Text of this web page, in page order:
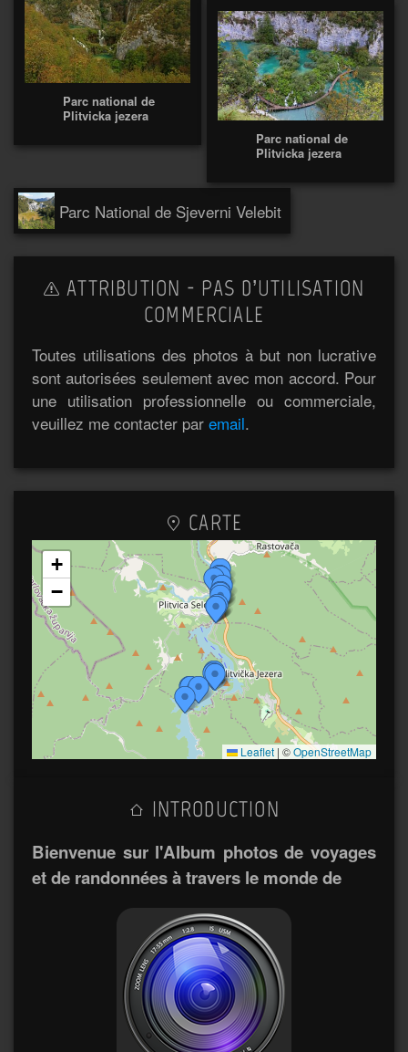
Parc national de
Plitvicka jezera
Parc national de
Plitvicka jezera
Parc National de Sjeverni Velebit
ATTRIBUTION - PAS D’UTILISATION
COMMERCIALE
Toutes utilisations des photos à but non lucrative
sont autorisées seulement avec mon accord. Pour
une utilisation professionnelle ou commerciale,
veuillez me contacter par email.
CARTE
+
−
Leaflet | ©OpenStreetMap
INTRODUCTION
Bienvenue sur l'Album photos de voyages
et de randonnées à travers le monde de